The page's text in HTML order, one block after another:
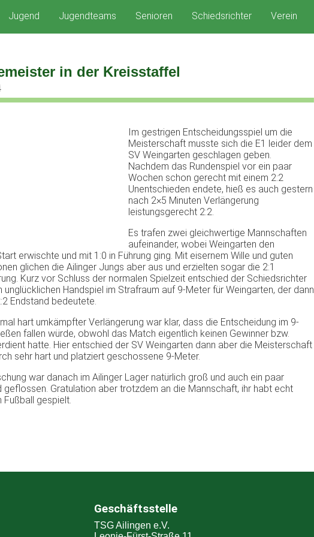
Jugend Jugendteams Senioren Schiedsrichter Verein
in der Kreisstaffel
Im gestrigen Entscheidungsspiel um die
Meisterschaft musste sich die E1 leider dem
SV Weingarten geschlagen geben.
Nachdem das Rundenspiel vor ein paar
Wochen schon gerecht mit einem 2:2
Unentschieden endete, hieß es auch gestern
nach 2×5 Minuten Verlängerung
leistungsgerecht 2:2.
Es trafen zwei gleichwertige Mannschaften
aufeinander, wobei Weingarten den
erwischte und mit 1:0 in Führung ging. Mit eisernem Wille und guten
glichen die Ailinger Jungs aber aus und erzielten sogar die 2:1
Kurz vor Schluss der normalen Spielzeit entschied der Schiedsrichter
unglücklichen Handspiel im Strafraum auf 9-Meter für Weingarten, der dann
Endstand bedeutete.
hart umkämpfter Verlängerung war klar, dass die Entscheidung im 9-
fallen würde, obwohl das Match eigentlich keinen Gewinner bzw.
hatte. Hier entschied der SV Weingarten dann aber die Meisterschaft
sehr hart und platziert geschossene 9-Meter.
war danach im Ailinger Lager natürlich groß und auch ein paar
geflossen. Gratulation aber trotzdem an die Mannschaft, ihr habt echt
Fußball gespielt.
Geschäftsstelle
TSG Ailingen e.V.